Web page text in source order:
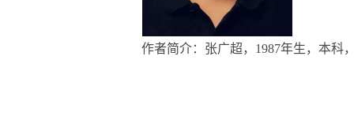
作者简介：张广超，1987年生，本科